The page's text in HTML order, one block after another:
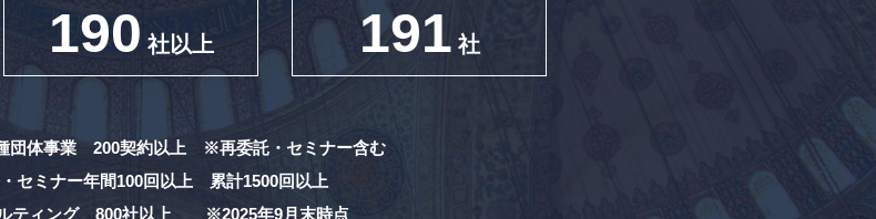
190 社以上 191 社
団体事業 200契約以上
※再委託・セミナー含む
セミナー年間100回以上
累計1500回以上
ルティング 800社以上
※2025年9月末時点